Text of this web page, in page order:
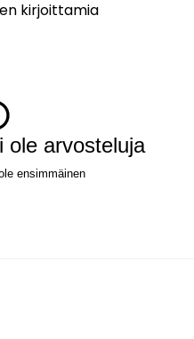
kirjoittamia
ole arvosteluja
ensimmäinen